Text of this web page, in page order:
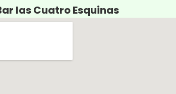
las Cuatro Esquinas